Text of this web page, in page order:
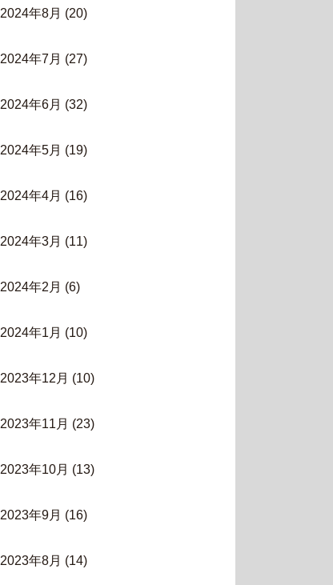
2024年8月 (20)
2024年7月 (27)
2024年6月 (32)
2024年5月 (19)
2024年4月 (16)
2024年3月 (11)
2024年2月 (6)
2024年1月 (10)
2023年12月 (10)
2023年11月 (23)
2023年10月 (13)
2023年9月 (16)
2023年8月 (14)